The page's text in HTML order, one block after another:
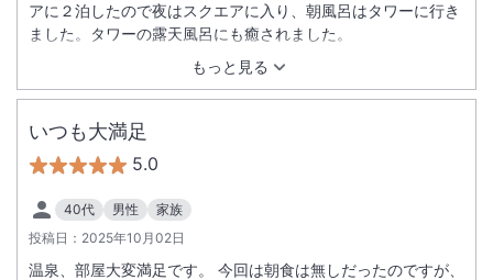
もっと見る
アに２泊したので夜はスクエアに入り、朝風呂はタワーに行き
ました。タワーの露天風呂にも癒されました。
いつも大満足
5.0
40代 男性
家族
投稿日： 2025年10月02日
温泉、部屋大変満足です。 今回は朝食は無しだったのですが、